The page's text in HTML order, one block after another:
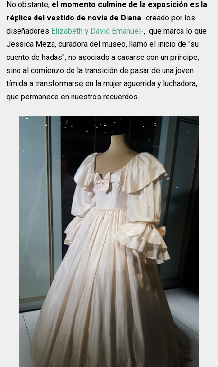
No obstante, el momento culmine de la exposición es la
réplica del vestido de novia de Diana -creado por los
diseñadores Elizabeth y David Emanuel-, que marca lo que
Jessica Meza, curadora del museo, llamó el inicio de "su
cuento de hadas", no asociado a casarse con un príncipe,
sino al comienzo de la transición de pasar de una joven
tímida a transformarse en la mujer aguerrida y luchadora,
que permanece en nuestros recuerdos.